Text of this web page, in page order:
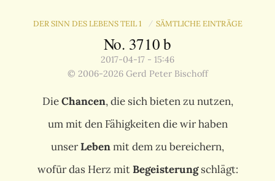
DER SINN DES LEBENS TEIL 1 / SÄMTLICHE EINTRÄGE
No. 3710 b
2017-04-17 - 15:46
© 2006-2026 Gerd Peter Bischoff
DieChancen, die sich bieten zu nutzen,
um mit den Fähigkeiten die wir haben
unserLebenmit dem zu bereichern,
wofür das Herz mitBegeisterungschlägt: